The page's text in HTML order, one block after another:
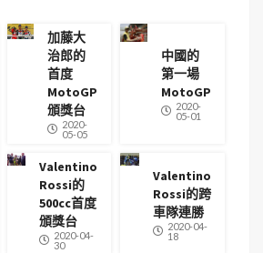
加藤大
治郎的
首度
MotoGP
頒獎台
2020-
05-05
中國的
第一場
MotoGP
2020-
05-01
Valentino
Rossi的
500cc首度
頒獎台
2020-04-
30
Valentino
Rossi的跨
車隊連勝
2020-04-
18